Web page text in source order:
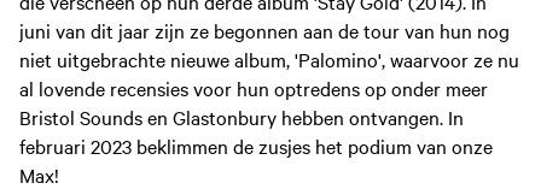
juni van dit jaar zijn ze begonnen aan de tour van hun nog
niet uitgebrachte nieuwe album, 'Palomino', waarvoor ze nu
al lovende recensies voor hun optredens op onder meer
Bristol Sounds en Glastonbury hebben ontvangen. In
februari 2023 beklimmen de zusjes het podium van onze
Max!